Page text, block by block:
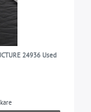
24936 Used